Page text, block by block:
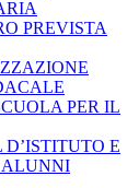
PREVISTA
PER IL
E
ALUNNI